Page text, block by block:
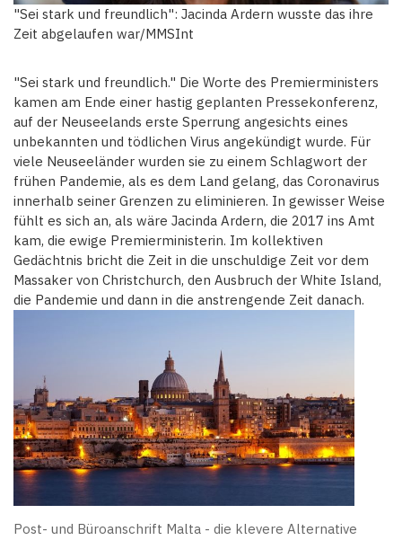
"Sei stark und freundlich": Jacinda Ardern wusste das ihre
Zeit abgelaufen war/MMSInt
"Sei stark und freundlich." Die Worte des Premierministers
kamen am Ende einer hastig geplanten Pressekonferenz,
auf der Neuseelands erste Sperrung angesichts eines
unbekannten und tödlichen Virus angekündigt wurde. Für
viele Neuseeländer wurden sie zu einem Schlagwort der
frühen Pandemie, als es dem Land gelang, das Coronavirus
innerhalb seiner Grenzen zu eliminieren. In gewisser Weise
fühlt es sich an, als wäre Jacinda Ardern, die 2017 ins Amt
kam, die ewige Premierministerin. Im kollektiven
Gedächtnis bricht die Zeit in die unschuldige Zeit vor dem
Massaker von Christchurch, den Ausbruch der White Island,
die Pandemie und dann in die anstrengende Zeit danach.
Post- und Büroanschrift Malta - die klevere Alternative